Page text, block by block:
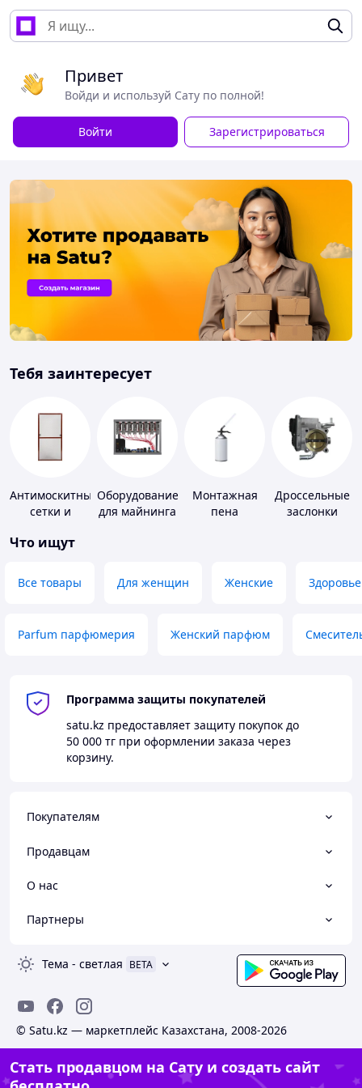
Привет
Войди и используй Сату по полной!
Войти Зарегистрироваться
Тебя заинтересует
Антимоскитные
сетки и
к ним
Оборудование
для майнинга
Монтажная
пена
Дроссельные
заслонки
Что ищут
Все товары Для женщин Женские Здоровье
Parfum парфюмерия Женский парфюм
Программа защиты покупателей
satu.kz предоставляет защиту покупок до
50 000 тг при оформлении заказа через
корзину.
Покупателям
Продавцам
О нас
Партнеры
Тема - светлая BETA
© Satu.kz — маркетплейс Казахстана, 2008-2026
Стать продавцом на Сату и создать сайт